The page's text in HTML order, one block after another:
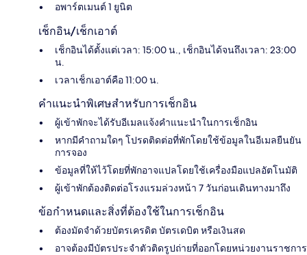
อพาร์ตเมนต์ 1 ยูนิต
เช็กอิน/เช็กเอาต์
เช็กอินได้ตั้งแต่เวลา: 15:00 น., เช็กอินได้จนถึงเวลา: 23:00
น.
เวลาเช็กเอาต์คือ 11:00 น.
คำแนะนำพิเศษสำหรับการเช็กอิน
ผู้เข้าพักจะได้รับอีเมลแจ้งคำแนะนำในการเช็กอิน
หากมีคำถามใดๆ โปรดติดต่อที่พักโดยใช้ข้อมูลในอีเมลยืนยัน
การจอง
ข้อมูลที่ให้ไว้โดยที่พักอาจแปลโดยใช้เครื่องมือแปลอัตโนมัติ
ผู้เข้าพักต้องติดต่อโรงแรมล่วงหน้า 7 วันก่อนเดินทางมาถึง
ข้อกำหนดและสิ่งที่ต้องใช้ในการเช็กอิน
ต้องมัดจำด้วยบัตรเครดิต บัตรเดบิต หรือเงินสด
อาจต้องมีบัตรประจำตัวติดรูปถ่ายที่ออกโดยหน่วยงานราชการ